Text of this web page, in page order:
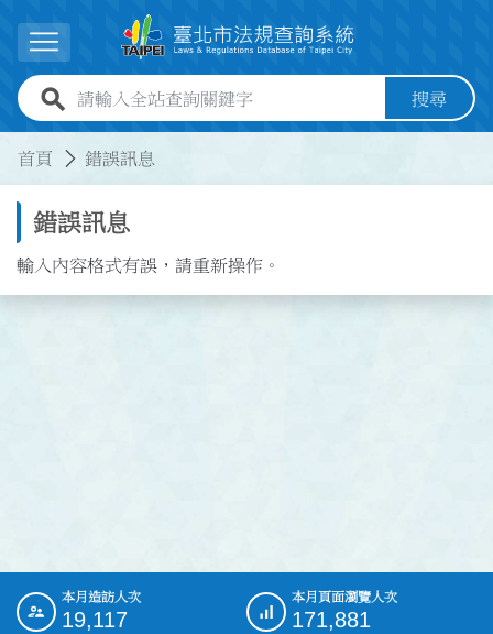
展開選單
全站查詢關鍵字欄位 搜尋
首頁 錯誤訊息
錯誤訊息
輸入內容格式有誤，請重新操作。
::: 本月造訪人次
19,117
本月頁面瀏覽人次
171,881